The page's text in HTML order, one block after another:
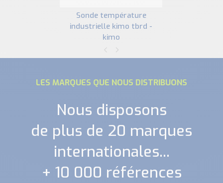
sonde température
industrielle kimo tbrd -
kimo
LES MARQUES QUE NOUS DISTRIBUONS
Nous disposons
de plus de 20 marques
internationales...
+ 10 000 références